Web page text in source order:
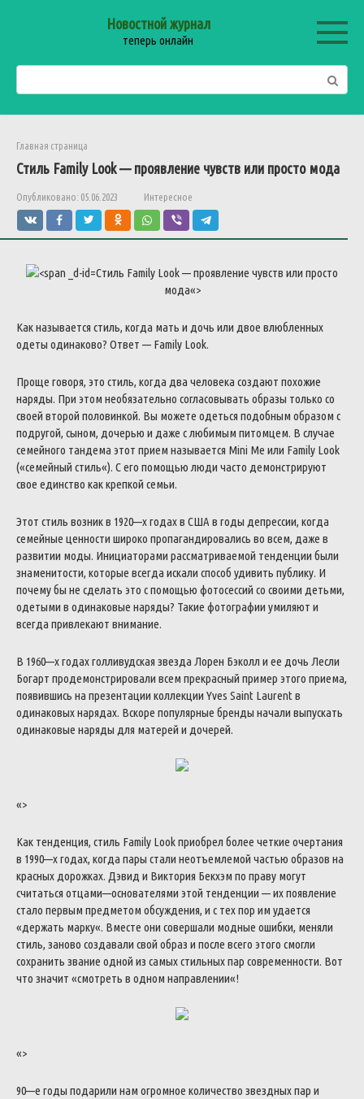
Новостной журнал
теперь онлайн
Главная страница
Стиль Family Look — проявление чувств или просто мода
Опубликовано: 05.06.2023 Интересное
Стиль Family Look—проявление чувств или просто
мода«>
Какназывается стиль, когда мать и дочь или двое влюбленных
одеты одинаково? Ответ — Family Look.
Проще говоря, это стиль, когда два человека создают похожие
наряды. При этом необязательно согласовывать образы только со
своей второй половинкой. Вы можете одеться подобным образом с
подругой, сыном, дочерью и даже слюбимым питомцем. В случае
семейного тандема этот прием называется Mini Me или Family Look
(«семейный стиль«). Сего помощью люди часто демонстрируют
свое единство каккрепкой семьи.
Этот стиль возникв 1920—хгодахв США в годы депрессии, когда
семейные ценности широко пропагандировались во всем, даже в
развитии моды. Инициаторами рассматриваемой тенденции были
знаменитости, которые всегда искали способ удивить публику. И
почемубы не сделать это спомощью фотосессий со своими детьми,
одетыми в одинаковые наряды? Такие фотографии умиляют и
всегда привлекают внимание.
В 1960—хгодахголливудская звезда Лорен Бэколл и ее дочь Лесли
Богарт продемонстрировали всем прекрасный пример этого приема,
появившись на презентации коллекции Yves Saint Laurent в
одинаковыхнарядах. Вскоре популярные бренды начали выпускать
одинаковые наряды для матерей и дочерей.
«>
Как тенденция, стиль Family Lookприобрел более четкие очертания
в 1990—хгодах, когда пары стали неотъемлемой частью образов на
красных дорожках. Дэвид и Виктория Бекхэм по праву могут
считаться отцами—основателями этой тенденции —ихпоявление
стало первым предметом обсуждения, и с техпор им удается
«держать марку«. Вместе они совершали модные ошибки, меняли
стиль, заново создавали свой образ и после всего этого смогли
сохранить звание одной из самыхстильныхпар современности. Вот
что значит «смотреть в одном направлении«!
«>
90—е годы подарили нам огромное количество звездныхпар и